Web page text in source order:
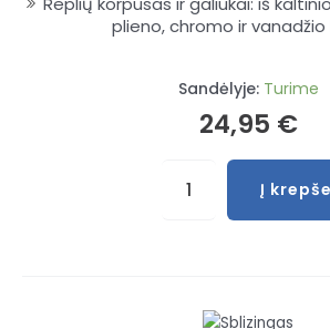
plieno, chromo ir vanadžio
Sandėlyje: Turime
24,95 €
Į